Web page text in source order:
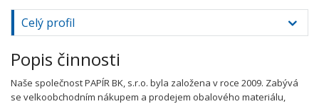
Celý profil
Popis činnosti
Naše společnost PAPÍR BK, s.r.o. byla založena v roce 2009. Zabývá
se velkoobchodním nákupem a prodejem obalového materiálu,